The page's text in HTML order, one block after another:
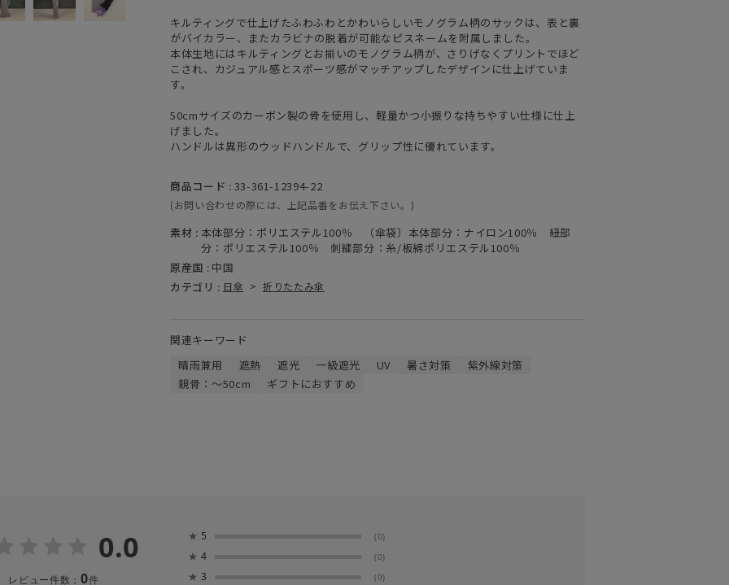
キルティングで仕上げたふわふわとかわいらしいモノグラム柄のサックは、表と裏
がバイカラー、またカラビナの脱着が可能なピスネームを附属しました。
本体生地にはキルティングとお揃いのモノグラム柄が、さりげなくプリントでほど
こされ、カジュアル感とスポーツ感がマッチアップしたデザインに仕上げていま
す。
50cmサイズのカーボン製の骨を使用し、軽量かつ小振りな持ちやすい仕様に仕上
げました。
ハンドルは異形のウッドハンドルで、グリップ性に優れています。
商品コード : 33-361-12394-22
(お問い合わせの際には、上記品番をお伝え下さい。)
素材 : 本体部分：ポリエステル100％ （傘袋）本体部分：ナイロン100％ 紐部
分：ポリエステル100％ 刺繍部分：糸/板綿ポリエステル100％
原産国 : 中国
カテゴリ : 日傘 > 折りたたみ傘
関連キーワード
晴雨兼用
遮熱 遮光 一級遮光 UV 暑さ対策
紫外線対策
親骨：～50cm
ギフトにおすすめ
0.0
レビュー件数： 0件
★ 5 (0)
★ 4 (0)
★ 3 (0)